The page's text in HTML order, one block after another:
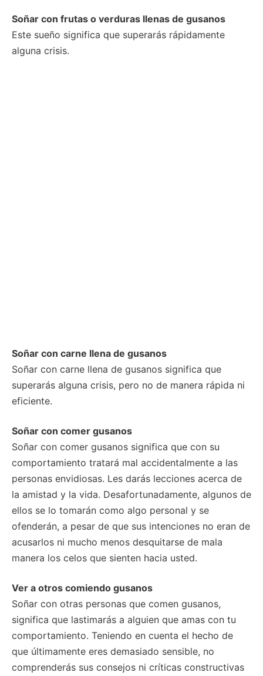
Soñar con frutas o verduras llenas de gusanos
Este sueño significa que superarás rápidamente
alguna crisis.
Soñar con carne llena de gusanos
Soñar con carne llena de gusanos significa que
superarás alguna crisis, pero no de manera rápida ni
eficiente.
Soñar con comer gusanos
Soñar con comer gusanos significa que con su
comportamiento tratará mal accidentalmente a las
personas envidiosas. Les darás lecciones acerca de
la amistad y la vida. Desafortunadamente, algunos de
ellos se lo tomarán como algo personal y se
ofenderán, a pesar de que sus intenciones no eran de
acusarlos ni mucho menos desquitarse de mala
manera los celos que sienten hacia usted.
Ver a otros comiendo gusanos
Soñar con otras personas que comen gusanos,
significa que lastimarás a alguien que amas con tu
comportamiento. Teniendo en cuenta el hecho de
que últimamente eres demasiado sensible, no
comprenderás sus consejos ni críticas constructivas